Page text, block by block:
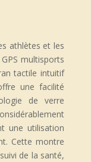
athlètes et les
multisports
tactile intuitif
une facilité
de verre
une utilisation
Cette montre
de la santé,